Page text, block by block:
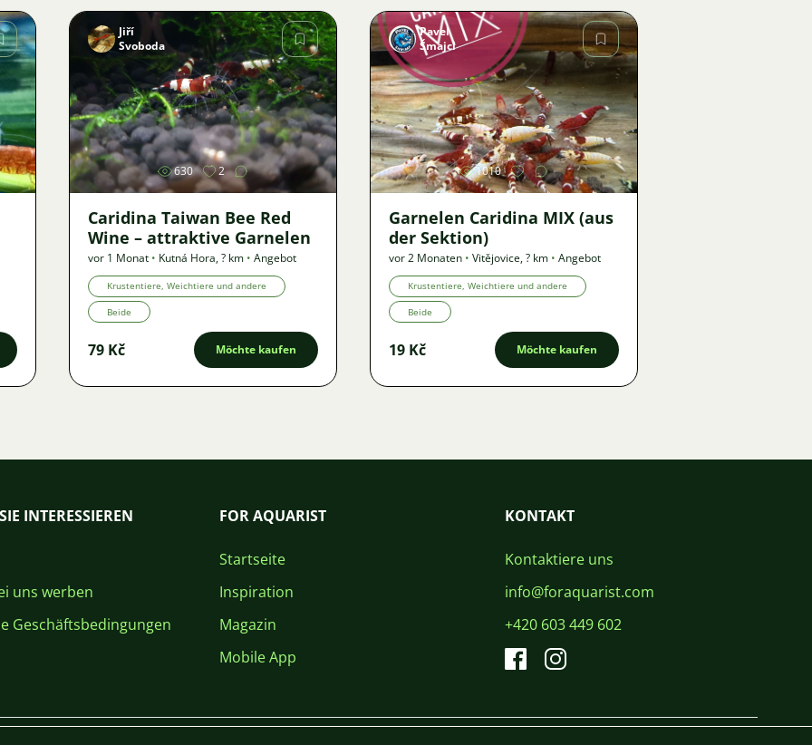
Bild
Jiří
Svoboda
630 2
Caridina Taiwan Bee Red
Wine – attraktive Garnelen
vor 1 Monat • Kutná Hora,? km • Angebot
Krustentiere, Weichtiere und andere
Beide
79 Kč Möchte kaufen
Bild
Pavel
Šmajcl
1010
Garnelen Caridina MIX (aus
der Sektion)
vor 2 Monaten • Vitějovice,? km • Angebot
Krustentiere, Weichtiere und andere
Beide
19 Kč Möchte kaufen
INTERESSIEREN
uns werben
Geschäftsbedingungen
FOR AQUARIST
Startseite
Inspiration
Magazin
Mobile App
KONTAKT
Kontaktiere uns
info@foraquarist.com
+420 603 449 602